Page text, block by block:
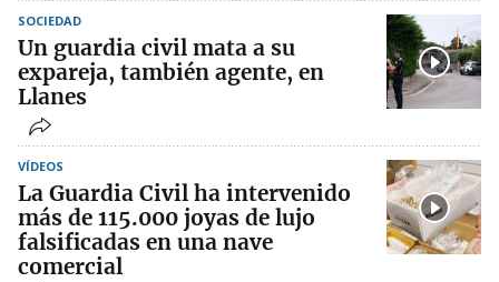
SOCIEDAD
Un guardia civil mata a su
expareja, también agente, en
Llanes
VÍDEOS
La Guardia Civil ha intervenido
más de 115.000 joyas de lujo
falsificadas en una nave
comercial